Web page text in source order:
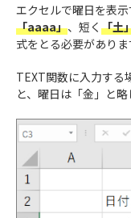
エクセルで曜日を表示
「aaaa」、短く 「土
式をとる必要がありま
TEXT関数に入力する
と、曜日は「金」と略